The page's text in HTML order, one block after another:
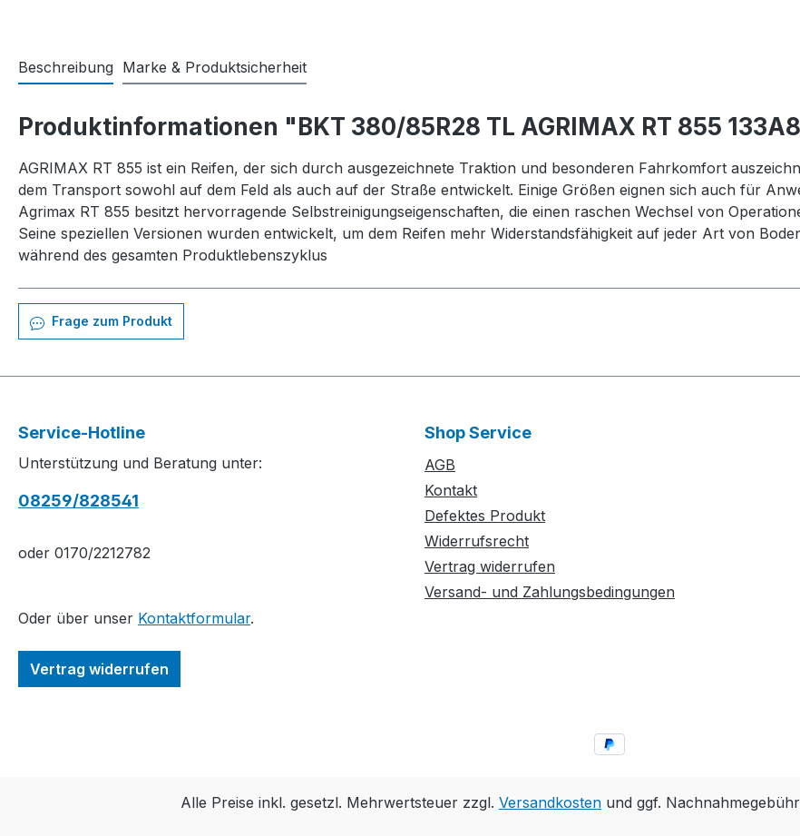
Beschreibung Marke & Produktsicherheit
Produktinformationen "BKT 380/85R28 TL AGRIMAX RT 855
AGRIMAX RT 855 ist ein Reifen, der sich durch ausgezeichnete Traktion und besonderen Fahrkomfort
dem Transport sowohl auf dem Feld als auch auf der Straße entwickelt. Einige Größen eignen sich auch für
Agrimax RT 855 besitzt hervorragende Selbstreinigungseigenschaften, die einen raschen Wechsel von
Seine speziellen Versionen wurden entwickelt, um dem Reifen mehr Widerstandsfähigkeit auf jeder Art von
während des gesamten Produktlebenszyklus
Frage zum Produkt
Service-Hotline
Unterstützung und Beratung unter:
08259/828541
oder 0170/2212782
Oder über unser Kontaktformular.
Vertrag widerrufen
Shop Service
AGB
Kontakt
Defektes Produkt
Widerrufsrecht
Vertrag widerrufen
Versand- und Zahlungsbedingungen
Alle Preise inkl. gesetzl. Mehrwertsteuer zzgl. Versandkosten und ggf.